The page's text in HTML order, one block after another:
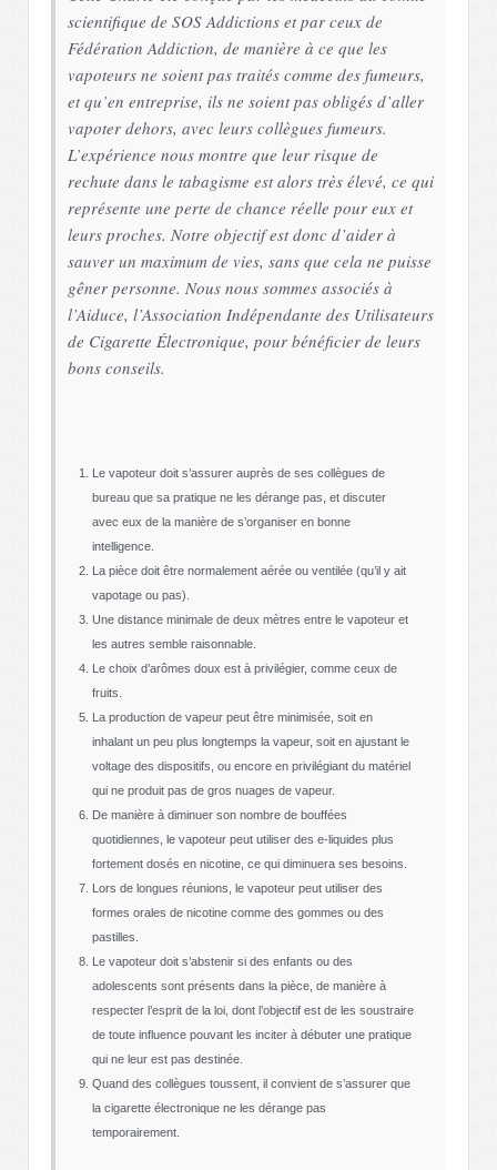
scientifique de SOS Addictions et par ceux de
Fédération Addiction, de manière à ce que les
vapoteurs ne soient pas traités comme des fumeurs,
et qu’en entreprise, ils ne soient pas obligés d’aller
vapoter dehors, avec leurs collègues fumeurs.
L’expérience nous montre que leur risque de
rechute dans le tabagisme est alors très élevé, ce qui
représente une perte de chance réelle pour eux et
leurs proches. Notre objectif est donc d’aider à
sauver un maximum de vies, sans que cela ne puisse
gêner personne. Nous nous sommes associés à
l’Aiduce, l’Association Indépendante des Utilisateurs
de Cigarette Électronique, pour bénéficier de leurs
bons conseils.
Le vapoteur doit s’assurer auprès de ses collègues de
bureau que sa pratique ne les dérange pas, et discuter
avec eux de la manière de s’organiser en bonne
intelligence.
La pièce doit être normalement aérée ou ventilée (qu’il y ait
vapotage ou pas).
Une distance minimale de deux mètres entre le vapoteur et
les autres semble raisonnable.
Le choix d’arômes doux est à privilégier, comme ceux de
fruits.
La production de vapeur peut être minimisée, soit en
inhalant un peu plus longtemps la vapeur, soit en ajustant le
voltage des dispositifs, ou encore en privilégiant du matériel
qui ne produit pas de gros nuages de vapeur.
De manière à diminuer son nombre de bouffées
quotidiennes, le vapoteur peut utiliser des e-liquides plus
fortement dosés en nicotine, ce qui diminuera ses besoins.
Lors de longues réunions, le vapoteur peut utiliser des
formes orales de nicotine comme des gommes ou des
pastilles.
Le vapoteur doit s’abstenir si des enfants ou des
adolescents sont présents dans la pièce, de manière à
respecter l’esprit de la loi, dont l’objectif est de les soustraire
de toute influence pouvant les inciter à débuter une pratique
qui ne leur est pas destinée.
Quand des collègues toussent, il convient de s’assurer que
la cigarette électronique ne les dérange pas
temporairement.